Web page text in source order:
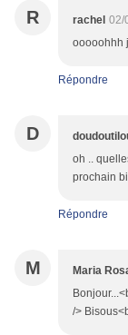
R rachel 02/
ooooohhh
Répondre
D
oh ..
prochain
Répondre
M Maria
/>